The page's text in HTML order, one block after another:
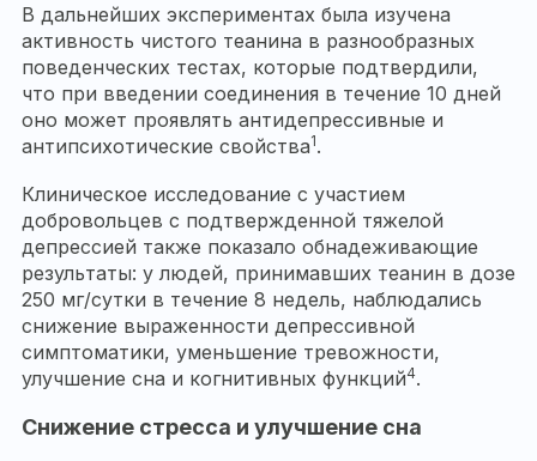
В дальнейших экспериментах была изучена
активность чистого теанина в разнообразных
поведенческих тестах, которые подтвердили,
что при введении соединения в течение 10 дней
оно может проявлять антидепрессивные и
антипсихотические свойства1.
Клиническое исследование с участием
добровольцев с подтвержденной тяжелой
депрессией также показало обнадеживающие
результаты: у людей, принимавших теанин в дозе
250 мг/сутки в течение 8 недель, наблюдались
снижение выраженности депрессивной
симптоматики, уменьшение тревожности,
улучшение сна и когнитивных функций4.
Снижение стресса и улучшение сна